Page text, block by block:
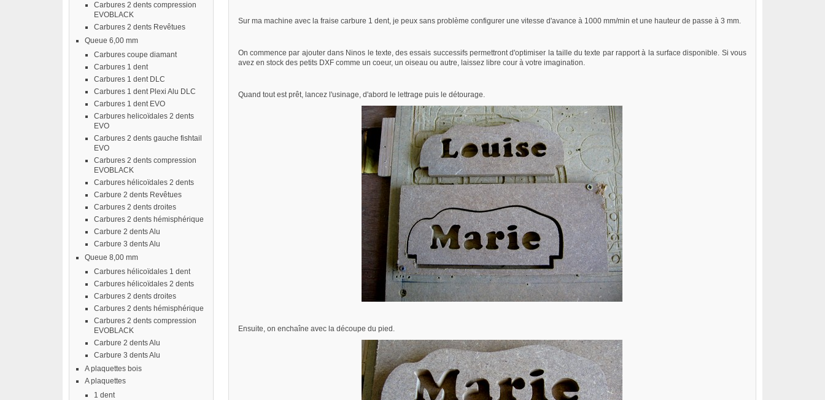
Carbures 2 dents compression
EVOBLACK
Carbures 2 dents Revêtues
Queue 6,00 mm
Carbures coupe diamant
Carbures 1 dent
Carbures 1 dent DLC
Carbures 1 dent Plexi Alu DLC
Carbures 1 dent EVO
Carbures helicoïdales 2 dents
EVO
Carbures 2 dents gauche fishtail
EVO
Carbures 2 dents compression
EVOBLACK
Carbures hélicoïdales 2 dents
Carbure 2 dents Revêtues
Carbures 2 dents droites
Carbures 2 dents hémisphérique
Carbure 2 dents Alu
Carbure 3 dents Alu
Queue 8,00 mm
Carbures hélicoïdales 1 dent
Carbures hélicoïdales 2 dents
Carbures 2 dents droites
Carbures 2 dents hémisphérique
Carbures 2 dents compression
EVOBLACK
Carbure 2 dents Alu
Carbure 3 dents Alu
A plaquettes bois
A plaquettes
1 dent
Sur ma machine avec la fraise carbure 1 dent, je peux sans problème configurer une vitesse d'avance à 1000 mm/min et une hauteur de passe à 3 mm.
On commence par ajouter dans Ninos le texte, des essais successifs permettront d'optimiser la taille du texte par rapport à la surface disponible. Si vous
avez en stock des petits DXF comme un coeur, un oiseau ou autre, laissez libre cour à votre imagination.
Quand tout est prêt, lancez l'usinage, d'abord le lettrage puis le détourage.
Ensuite, on enchaîne avec la découpe du pied.